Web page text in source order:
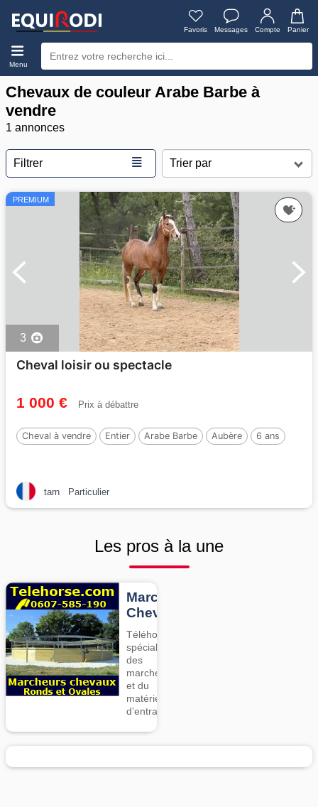
Favoris Messages Compte Panier
Menu
Chevaux de couleur Arabe Barbe à
vendre
1 annonces
Filtrer ≣
PREMIUM
3
Cheval loisir ou spectacle
1 000 € Prix à débattre
Cheval à vendre Entier Arabe Barbe Aubère 6 ans
tarn Particulier
Les pros à la une
Marcheurs
Chevaux
Téléhorse,
spécialiste
des
marcheurs
et du
matériel
d’entrainement